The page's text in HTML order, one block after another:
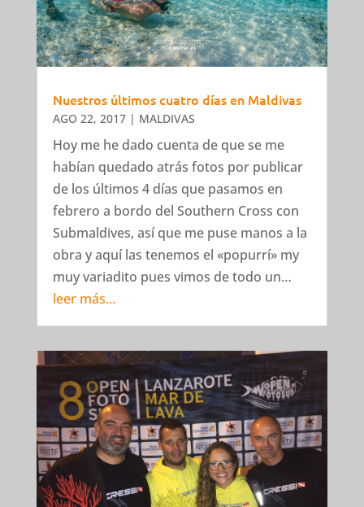
Nuestros últimos cuatro días en Maldivas
AGO 22, 2017| MALDIVAS
Hoy me he dado cuenta de que se me
habían quedado atrás fotos por publicar
de los últimos 4 días que pasamos en
febrero a bordo del Southern Cross con
Submaldives, así que me puse manos a la
obra y aquí las tenemos el «popurrí» my
muy variadito pues vimos de todo un…
leer más…